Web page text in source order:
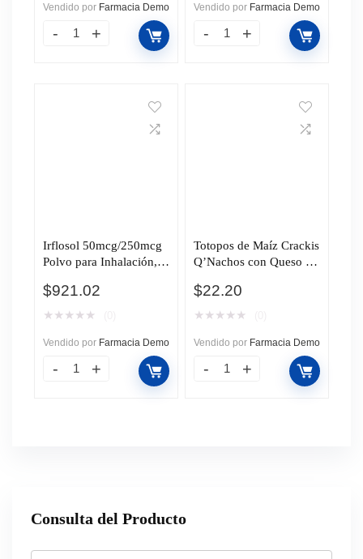
Vendido por Farmacia Demo Vendido por Farmacia Demo
Irflosol 50mcg/250mcg
Polvo para Inhalación,
$921.02
★ ★ ★ ★ ★
Vendido por Farmacia Demo
Totopos de Maíz Crackis
Q’Nachos con Queso y
$22.20
★ ★ ★ ★ ★
Vendido por Farmacia Demo
Consulta del Producto